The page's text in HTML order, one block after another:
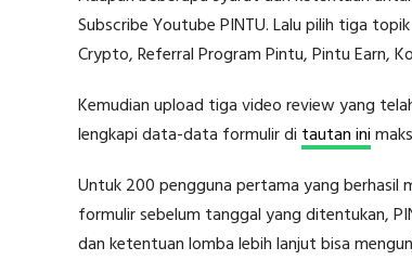
Subscribe Youtube PINTU. Lalu pilih tiga
Crypto, Referral Program Pintu, Pintu Earn,
Kemudian upload tiga video review yang
lengkapi data-data formulir di tautan ini
Untuk 200 pengguna pertama yang berhasil
formulir sebelum tanggal yang ditentukan,
dan ketentuan lomba lebih lanjut bisa